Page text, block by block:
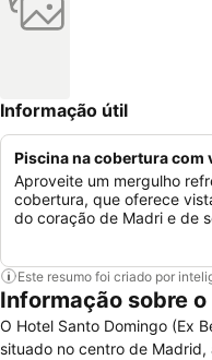
Informação útil
Piscina na cobertura com
Aproveite um mergulho
cobertura, que oferece
do coração de Madri e de
Este resumo foi criado por
Informação sobre
O Hotel Santo Domingo (Ex
situado no centro de